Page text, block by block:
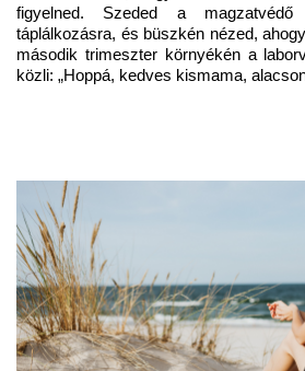
figyelned. Szeded a
táplálkozásra, és büszkén nézed,
második trimeszter környékén a
közli: „Hoppá, kedves kismama,